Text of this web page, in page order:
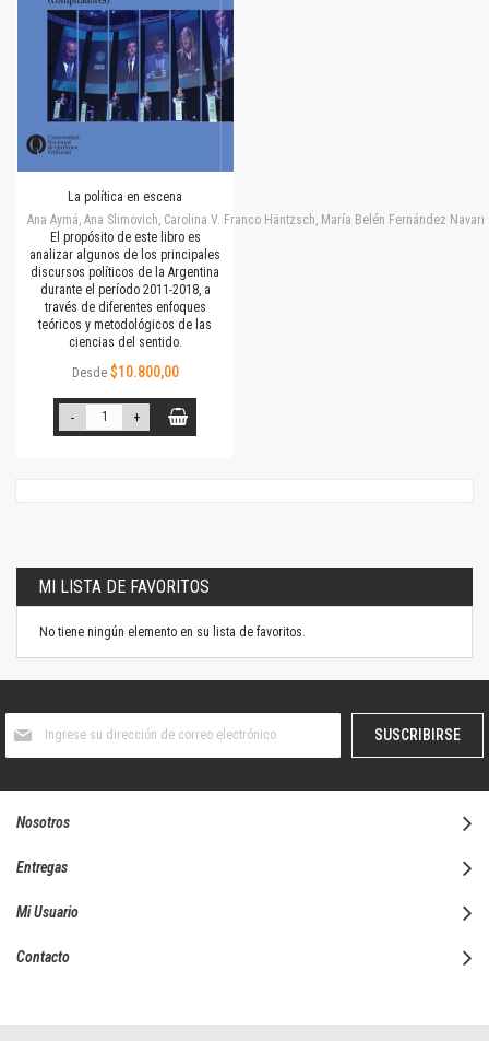
La política en escena
Ana Aymá, Ana Slimovich, Carolina V. Franco Häntzsch, María Belén Fernández
El propósito de este libro es
analizar algunos de los principales
discursos políticos de la Argentina
durante el período 2011-2018, a
través de diferentes enfoques
teóricos y metodológicos de las
ciencias del sentido.
Desde $10.800,00
- +
MI LISTA DE FAVORITOS
No tiene ningún elemento en su lista de favoritos.
boletín
SUSCRIBIRSE
Nosotros
Entregas
Mi Usuario
Contacto